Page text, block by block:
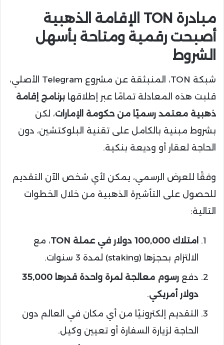
مبادرة TON الإقامة الذهبية
أصبحت رقمية ومتاحة بأسهل
الشروط
شبكة TON، المنبثقة عن مشروع Telegram الأصلي،
قلبت هذه المعادلة تمامًا عبر إطلاقها برنامج إقامة
ذهبية معتمد رسميًا من حكومة الإمارات، لكن
بشروط مبنية بالكامل على تقنية البلوكتشين، دون
الحاجة لعقار أو وديعة بنكية.
وفقًا للعرض الرسمي، يمكن لأي شخص الآن التقديم
للحصول على التأشيرة الذهبية من خلال الخطوات
التالية:
امتلاك 100,000 دولار في عملة TON
، مع
الالتزام بحجزها (staking) لمدة 3 سنوات.
دفع
رسوم معالجة لمرة واحدة قدرها 35,000
دولار أمريكي.
التقديم إلكترونيًا من أي مكان في العالم دون
الحاجة لزيارة السفارة أو تعيين وكيل.